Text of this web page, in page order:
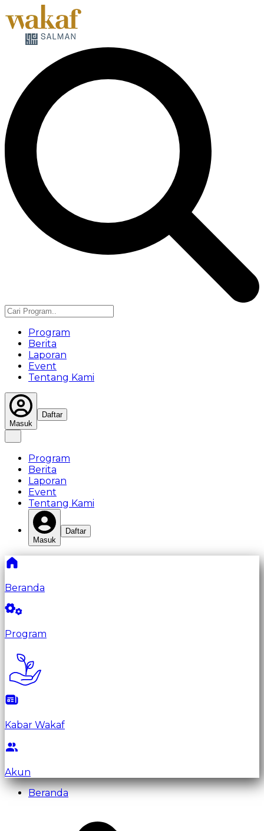
Program
Berita
Laporan
Event
Tentang Kami
Masuk
Daftar
Program
Berita
Laporan
Event
Tentang Kami
Masuk
Daftar
Beranda
Program
Kabar Wakaf
Akun
Beranda